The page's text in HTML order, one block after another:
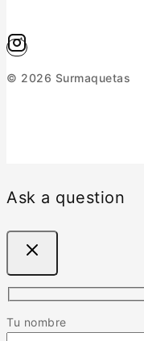
© 2026 Surmaquetas
Ask a question
Tu nombre